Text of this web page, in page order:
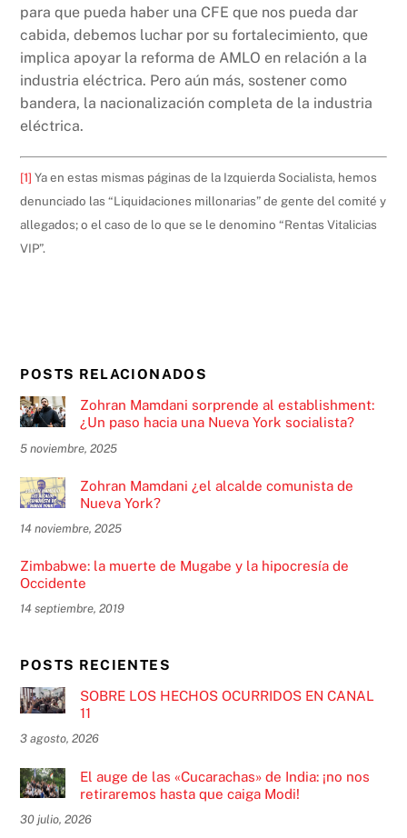
para que pueda haber una CFE que nos pueda dar
cabida, debemos luchar por su fortalecimiento, que
implica apoyar la reforma de AMLO en relación a la
industria eléctrica. Pero aún más, sostener como
bandera, la nacionalización completa de la industria
eléctrica.
[1] Ya en estas mismas páginas de la Izquierda Socialista, hemos
denunciado las “Liquidaciones millonarias” de gente del comité y
allegados; o el caso de lo que se le denomino “Rentas Vitalicias
VIP”.
POSTS RELACIONADOS
Zohran Mamdani sorprende al establishment:
¿Un paso hacia una Nueva York socialista?
5 noviembre, 2025
Zohran Mamdani ¿el alcalde comunista de
Nueva York?
14 noviembre, 2025
Zimbabwe: la muerte de Mugabe y la hipocresía de
Occidente
14 septiembre, 2019
POSTS RECIENTES
SOBRE LOS HECHOS OCURRIDOS EN CANAL
11
3 agosto, 2026
El auge de las «Cucarachas» de India: ¡no nos
retiraremos hasta que caiga Modi!
30 julio, 2026